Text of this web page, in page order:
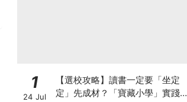
1
24 Jul
【選校攻略】讀書一定要「坐定
定」先成材？「寶藏小學」實踐動